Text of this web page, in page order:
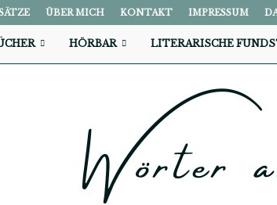
ÜBER MICH KONTAKT IMPRESSUM
HÖRBAR LITERARISCHE